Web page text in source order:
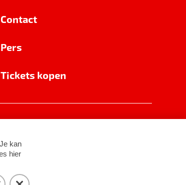
Contact
Pers
Tickets kopen